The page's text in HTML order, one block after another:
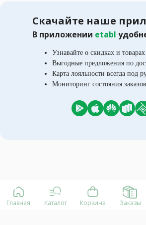
Скачайте наше
В приложении etabl
Узнавайте о скидках и
Выгодные предложения по
Карта лояльности всегда под
Мониторинг состояния заказов
Главная Каталог Корзина Заказы